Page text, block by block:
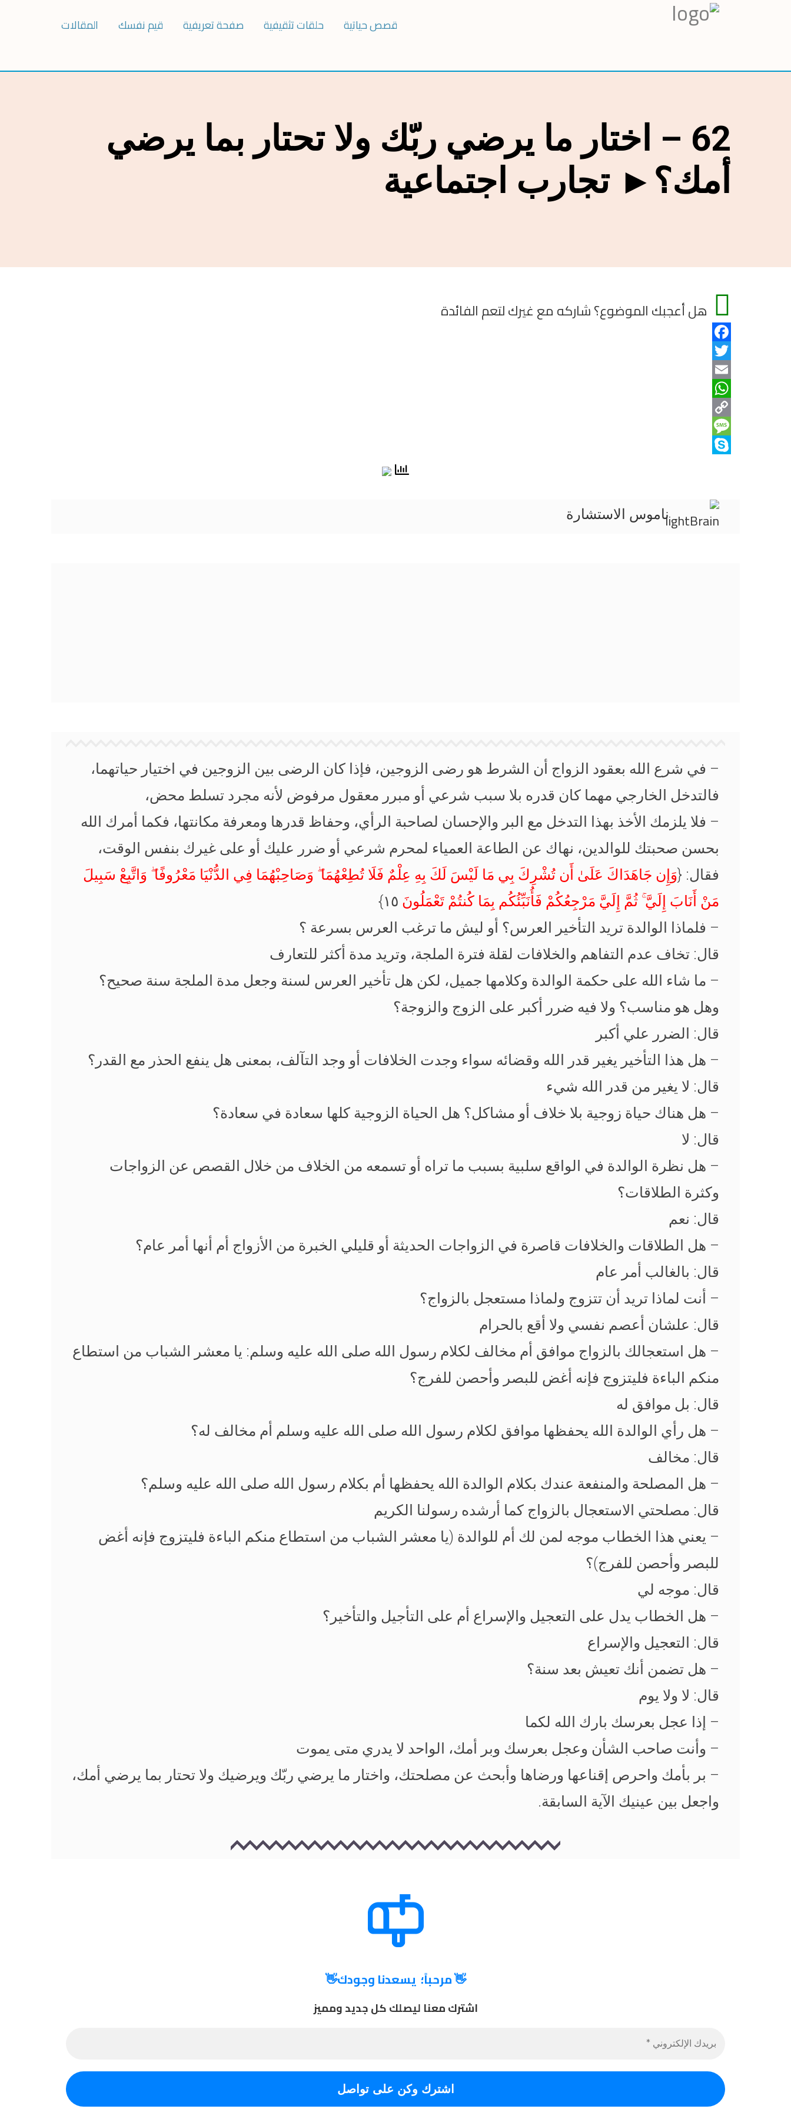
المقالات قيم نفسك صفحة تعريفية حلقات تثقيفية قصص حياتية
62 – اختار ما يرضي ربّك ولا تحتار بما يرضي
أمك؟► تجارب اجتماعية
هل أعجبك الموضوع؟ شاركه مع غيرك لتعم الفائدة
Facebook
Twitter
Email
WhatsApp
Copy
Link
Message
ناموس الاستشارة
– في شرع الله بعقود الزواج أن الشرط هو رضى الزوجين، فإذا كان الرضى بين الزوجين في اختيار حياتهما،
فالتدخل الخارجي مهما كان قدره بلا سبب شرعي أو مبرر معقول مرفوض لأنه مجرد تسلط محض،
– فلا يلزمك الأخذ بهذا التدخل مع البر والإحسان لصاحبة الرأي، وحفاظ قدرها ومعرفة مكانتها، فكما أمرك الله
بحسن صحبتك للوالدين، نهاك عن الطاعة العمياء لمحرم شرعي أو ضرر عليك أو على غيرك بنفس الوقت،
فقال: {وَإِن جَاهَدَاكَ عَلَىٰ أَن تُشْرِكَ بِي مَا لَيْسَ لَكَ بِهِ عِلْمٌ فَلَا تُطِعْهُمَا ۖ وَصَاحِبْهُمَا فِي الدُّنْيَا مَعْرُوفًا ۖ وَاتَّبِعْ سَبِيلَ
مَنْ أَنَابَ إِلَيَّ ۚ ثُمَّ إِلَيَّ مَرْجِعُكُمْ فَأُنَبِّئُكُم بِمَا كُنتُمْ تَعْمَلُونَ ١٥}
– فلماذا الوالدة تريد التأخير العرس؟ أو ليش ما ترغب العرس بسرعة ؟
قال: تخاف عدم التفاهم والخلافات لقلة فترة الملجة، وتريد مدة أكثر للتعارف
– ما شاء الله على حكمة الوالدة وكلامها جميل، لكن هل تأخير العرس لسنة وجعل مدة الملجة سنة صحيح؟
وهل هو مناسب؟ ولا فيه ضرر أكبر على الزوج والزوجة؟
قال: الضرر علي أكبر
– هل هذا التأخير يغير قدر الله وقضائه سواء وجدت الخلافات أو وجد التآلف، بمعنى هل ينفع الحذر مع القدر؟
قال: لا يغير من قدر الله شيء
– هل هناك حياة زوجية بلا خلاف أو مشاكل؟ هل الحياة الزوجية كلها سعادة في سعادة؟
قال: لا
– هل نظرة الوالدة في الواقع سلبية بسبب ما تراه أو تسمعه من الخلاف من خلال القصص عن الزواجات
وكثرة الطلاقات؟
قال: نعم
– هل الطلاقات والخلافات قاصرة في الزواجات الحديثة أو قليلي الخبرة من الأزواج أم أنها أمر عام؟
قال: بالغالب أمر عام
– أنت لماذا تريد أن تتزوج ولماذا مستعجل بالزواج؟
قال: علشان أعصم نفسي ولا أقع بالحرام
– هل استعجالك بالزواج موافق أم مخالف لكلام رسول الله صلى الله عليه وسلم: يا معشر الشباب من استطاع
منكم الباءة فليتزوج فإنه أغض للبصر وأحصن للفرج؟
قال: بل موافق له
– هل رأي الوالدة الله يحفظها موافق لكلام رسول الله صلى الله عليه وسلم أم مخالف له؟
قال: مخالف
– هل المصلحة والمنفعة عندك بكلام الوالدة الله يحفظها أم بكلام رسول الله صلى الله عليه وسلم؟
قال: مصلحتي الاستعجال بالزواج كما أرشده رسولنا الكريم
– يعني هذا الخطاب موجه لمن لك أم للوالدة (يا معشر الشباب من استطاع منكم الباءة فليتزوج فإنه أغض
للبصر وأحصن للفرج)؟
قال: موجه لي
– هل الخطاب يدل على التعجيل والإسراع أم على التأجيل والتأخير؟
قال: التعجيل والإسراع
– هل تضمن أنك تعيش بعد سنة؟
قال: لا ولا يوم
– إذا عجل بعرسك بارك الله لكما
– وأنت صاحب الشأن وعجل بعرسك وبر أمك، الواحد لا يدري متى يموت
– بر بأمك واحرص إقناعها ورضاها وأبحث عن مصلحتك، واختار ما يرضي ربّك ويرضيك ولا تحتار بما يرضي أمك،
واجعل بين عينيك الآية السابقة.
👋مرحباً؛ يسعدنا وجودك👋
اشترك معنا ليصلك كل جديد ومميز